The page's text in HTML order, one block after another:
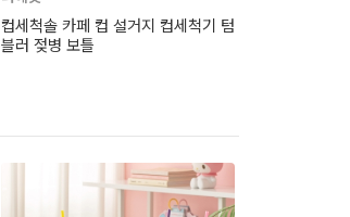
컵세척솔 카페 컵 설거지 컵세척기 텀
블러 젖병 보틀